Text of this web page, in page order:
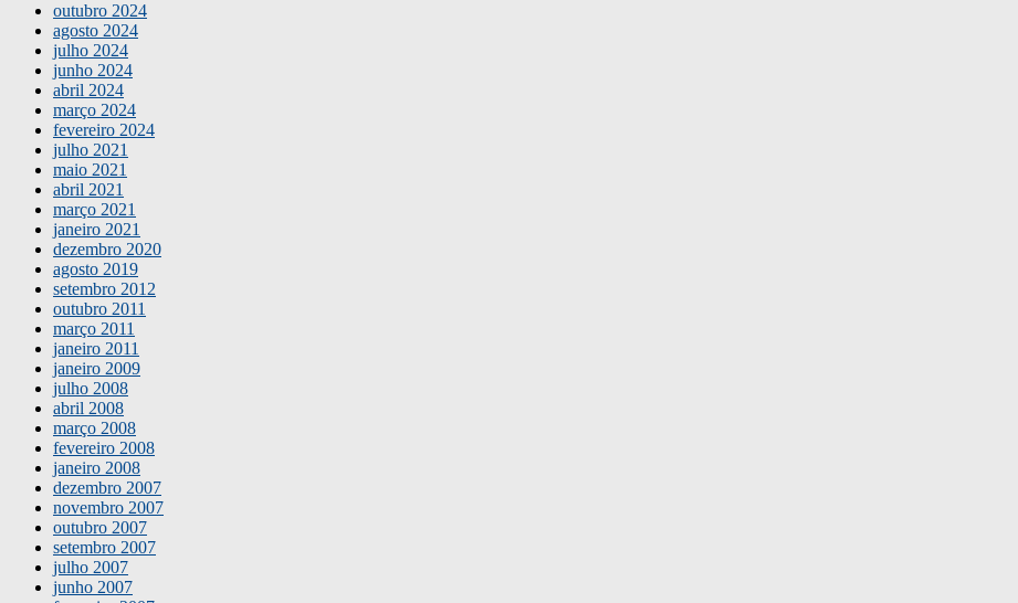
outubro 2024
agosto 2024
julho 2024
junho 2024
abril 2024
março 2024
fevereiro 2024
julho 2021
maio 2021
abril 2021
março 2021
janeiro 2021
dezembro 2020
agosto 2019
setembro 2012
outubro 2011
março 2011
janeiro 2011
janeiro 2009
julho 2008
abril 2008
março 2008
fevereiro 2008
janeiro 2008
dezembro 2007
novembro 2007
outubro 2007
setembro 2007
julho 2007
junho 2007